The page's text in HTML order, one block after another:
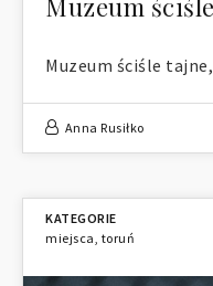
Muzeum ściśle
Anna Rusiłko
miejsca toruń